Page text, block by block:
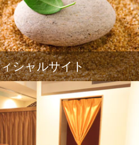
シャルサイト